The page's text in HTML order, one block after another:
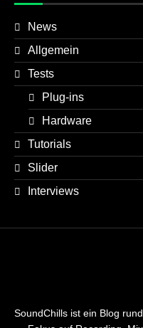
News
Allgemein
Tests
Plug-ins
Hardware
Tutorials
Slider
Interviews
SoundChills ist ein Blog